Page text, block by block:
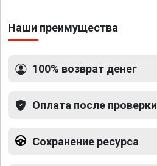
Наши преимущества
100% возврат денег
Оплата после проверки
Сохранение ресурса